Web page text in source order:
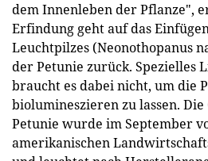
dem Innenleben der Pflanze",
Erfindung geht auf das
Leuchtpilzes (Neonothopanus
der Petunie zurück. Spezielles
braucht es dabei nicht, um die
biolumineszieren zu lassen.
Petunie wurde im September
amerikanischen